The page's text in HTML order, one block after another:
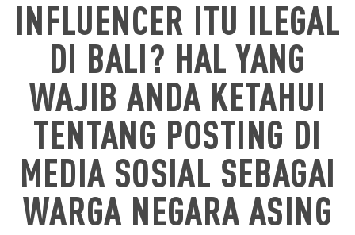
INFLUENCER ITU ILEGAL
DI BALI? HAL YANG
WAJIB ANDA KETAHUI
TENTANG POSTING DI
MEDIA SOSIAL SEBAGAI
WARGA NEGARA ASING